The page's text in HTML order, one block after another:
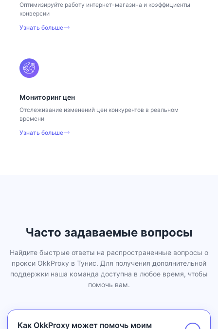
Оптимизируйте работу интернет-магазина и коэффициенты
конверсии
Узнать больше
Мониторинг цен
Отслеживание изменений цен конкурентов в реальном
времени
Узнать больше
Часто задаваемые вопросы
Найдите быстрые ответы на распространенные вопросы о
прокси OkkProxy в Тунис. Для получения дополнительной
поддержки наша команда доступна в любое время, чтобы
помочь вам.
Как OkkProxy может помочь моим